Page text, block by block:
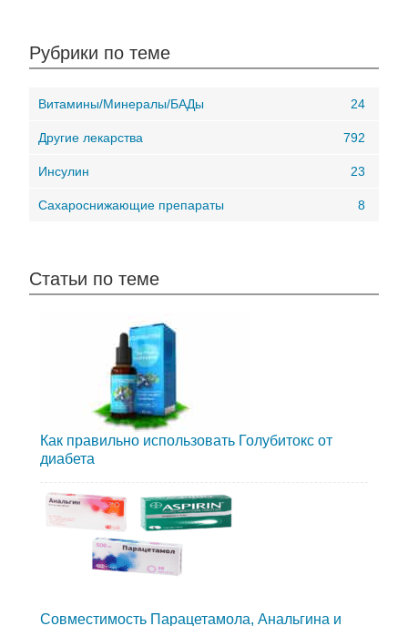
Рубрики по теме
Витамины/Минералы/БАДы 24
Другие лекарства 792
Инсулин 23
Сахароснижающие препараты 8
Статьи по теме
Как правильно использовать Голубитокс от
диабета
Совместимость Парацетамола, Анальгина и